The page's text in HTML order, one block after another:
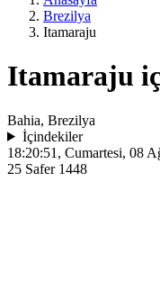
Brezilya
Itamaraju
Itamaraju
Bahia, Brezilya
İçindekiler
18:20:51 , Cumartesi, 08
25 Safer 1448